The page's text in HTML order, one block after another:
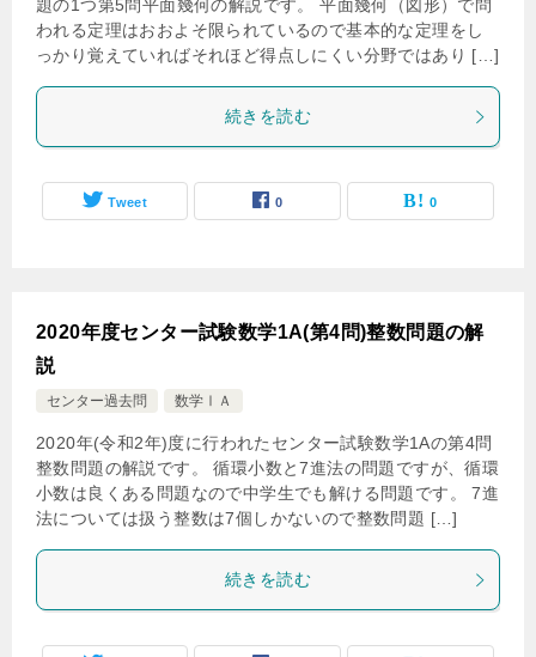
題の1つ第5問平面幾何の解説です。 平面幾何（図形）で問
われる定理はおおよそ限られているので基本的な定理をし
っかり覚えていればそれほど得点しにくい分野ではあり […]
続きを読む
Tweet 0 0
2020年度センター試験数学1A(第4問)整数問題の解
説
センター過去問 数学ⅠＡ
2020年(令和2年)度に行われたセンター試験数学1Aの第4問
整数問題の解説です。 循環小数と7進法の問題ですが、循環
小数は良くある問題なので中学生でも解ける問題です。 7進
法については扱う整数は7個しかないので整数問題 […]
続きを読む